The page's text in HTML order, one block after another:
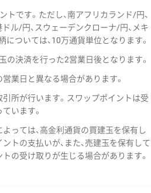
です。ただし、南アフリカランド/円、
ル/円、スウェーデンクローナ/円、メキ
ついては、10万通貨単位となります。
の決済を行った2営業日後となります。
業日と異なる場合があります。
所が行います。スワップポイントは受
います。
っては、高金利通貨の買建玉を保有し
トの支払いが、また、売建玉を保有して
の受け取りが生じる場合があります。